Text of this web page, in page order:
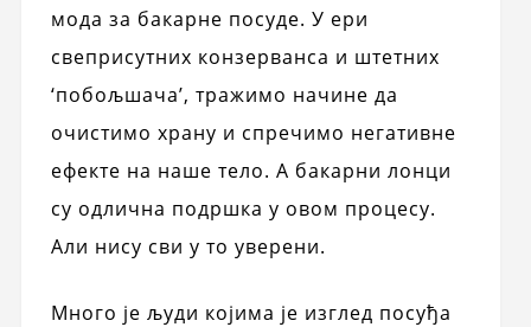
мода за бакарне посуде. У ери
свеприсутних конзерванса и штетних
‘побољшача’, тражимо начине да
очистимо храну и спречимо негативне
ефекте на наше тело. А бакарни лонци
су одлична подршка у овом процесу.
Али нису сви у то уверени.
Много је људи којима је изглед посуђа